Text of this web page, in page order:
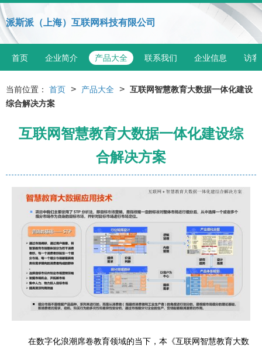
派斯派（上海）互联网科技有限公司
首页 企业简介 产品大全 联系我们 企业信息 访客
当前位置： 首页 > 产品大全 > 互联网智慧教育大数据一体化建设
综合解决方案
互联网智慧教育大数据一体化建设综
合解决方案
在数字化浪潮席卷教育领域的当下，本《互联网智慧教育大数